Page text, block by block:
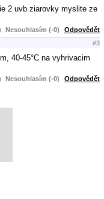
2 uvb ziarovky myslite ze
Nesouhlasím (-0) Odpovědět
#3
40-45°C na vyhrivacim
Nesouhlasím (-0) Odpovědět